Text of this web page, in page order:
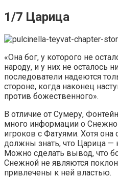
1/7 Царица
«Она бог, у которого не
народу, и у них не осталось
последователи надеются
стороне, когда наконец
против божественного».
В отличие от Сумеру,
много информации о
игроков с Фатуями. Хотя она
должны знать, что Царица —
Можно сделать вывод, что
Снежной не являются
привлечены к ней властью.